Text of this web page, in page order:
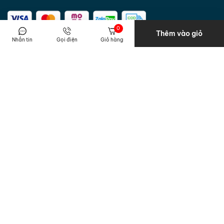
Nhắn tin Gọi điện
0
Giỏ hàng
Thêm vào giỏ